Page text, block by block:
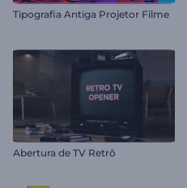
Tipografia Antiga Projetor Filme
Abertura de TV Retrô